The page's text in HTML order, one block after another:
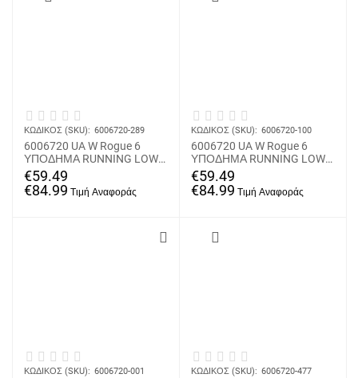
ΚΩΔΙΚΟΣ (SKU): 6006720-289
6006720 UA W Rogue 6
ΥΠΟΔΗΜΑ RUNNING LOW
UNDER ARMOUR
€84.99
€59.49
ΚΩΔΙΚΟΣ (SKU): 6006720-100
6006720 UA W Rogue 6
ΥΠΟΔΗΜΑ RUNNING LOW
UNDER ARMOUR
€84.99
€59.49
ΚΩΔΙΚΟΣ (SKU): 6006720-001 ΚΩΔΙΚΟΣ (SKU): 6006720-477